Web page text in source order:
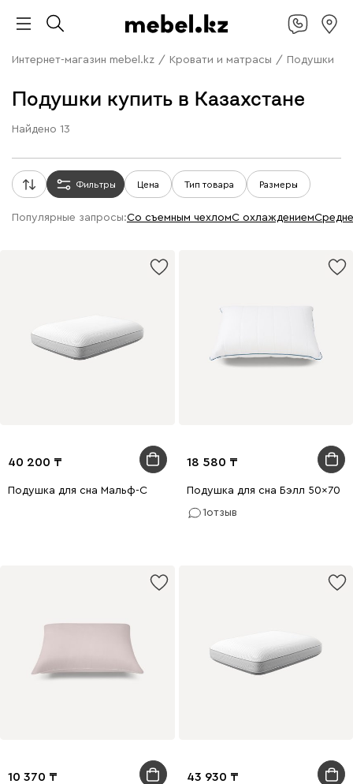
Интернет-магазин mebel.kz / Кровати и матрасы / Подушки
Подушки купить в Казахстане
Найдено 13
Фильтры Цена Тип товара Размеры
Популярные запросы: со съемным чехлом с охлаждением
40 200
Подушка для сна Мальф-С
18 580
Подушка для сна Бэлл 50x70
1отзыв
10 370 43 930